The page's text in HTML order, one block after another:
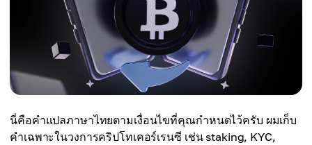
นี่คือคำแปลภาษาไทยตามเงื่อนไขที่คุณกำหนดไว้ครับ ผมเก็บ
คำเฉพาะในวงการคริปโทเคอร์เรนซี เช่น staking, KYC,